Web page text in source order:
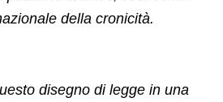
della cronicità.
disegno di legge in una